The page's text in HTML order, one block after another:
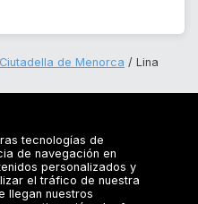
de Menorca
Lina
tecnologías de
de navegación en
personalizados y
el tráfico de nuestra
llegan nuestros